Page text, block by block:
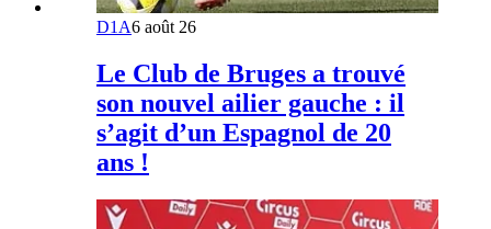
D1A6 août 26
Le Club de Bruges a trouvé
son nouvel ailier gauche : il
s’agit d’un Espagnol de 20
ans !